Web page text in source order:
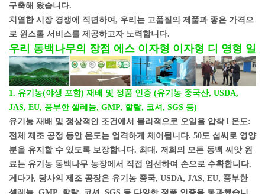
구축해 왔습니다.
치열한 시장 경쟁에 직면하여, 우리는 고품질의 제품과 좋은 가격으
로 원스톱 서비스를 제공하고자 노력합니다.
우리 동백나무의 장점 에스 이자형 이자형 디 영형 일
1. 유기농(야생 포함) 재배 및 정품 인증 (유기농 중국산, USDA,
JAS, EU, 풍부한 셀레늄, GMP, 할랄, 코셔, SGS 등)
유기농 재배 및 정상적인 조건에서 물리적으로 오일을 압착 l 온도:
전체 제조 공정 동안 온도는 엄격하게 제어됩니다. 50도 섭씨로 영양
분을 유지할 수 있도록 보장합니다. 최대. 저희의 모든 동백 씨앗 원
료는 유기농 동백나무 농장에서 직접 엄선하여 손으로 수확합니다.
게다가, 당사의 제조 공장은 유기농 중국, USDA, JAS, EU, 풍부한